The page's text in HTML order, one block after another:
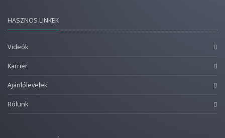
HASZNOS LINKEK
Videók
Karrier
Ajánlólevelek
Rólunk